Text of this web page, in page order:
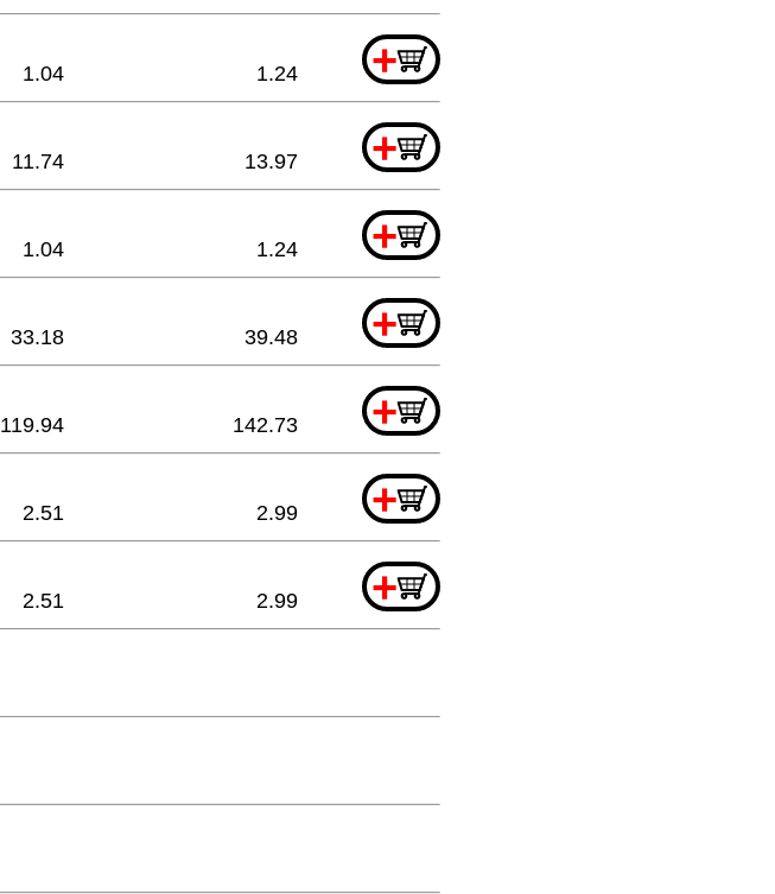
+
1.04 1.24
+
11.74 13.97
+
1.04 1.24
+
33.18 39.48
+
119.94 142.73
+
2.51 2.99
+
2.51 2.99